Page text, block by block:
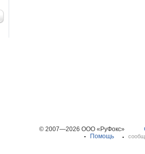
© 2007—2026 ООО «РуФокс»
Помощь